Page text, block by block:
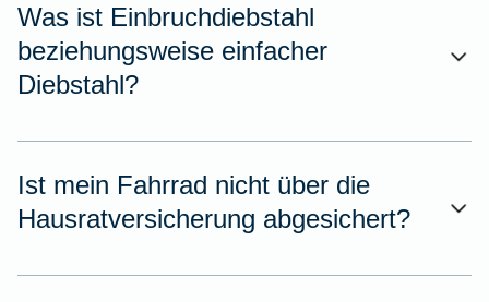
Was ist Einbruchdiebstahl
beziehungsweise einfacher
Diebstahl?
Ist mein Fahrrad nicht über die
Hausratversicherung abgesichert?